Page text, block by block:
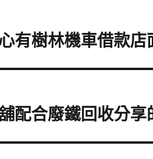
有樹林機車借款
配合廢鐵回收分